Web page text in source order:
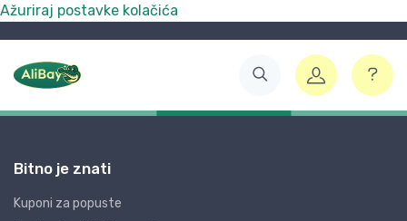
Ažuriraj postavke kolačića
Bitno je znati
Kuponi za popuste